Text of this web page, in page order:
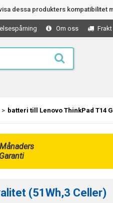
dessa produkters kompatibilitet
Frakt
Om oss
batteri till Lenovo ThinkPad T14
(51Wh,3 Celler)